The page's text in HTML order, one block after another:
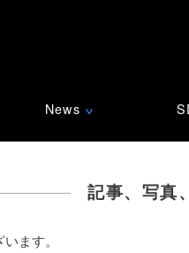
News ∨
記事、写真
ます。